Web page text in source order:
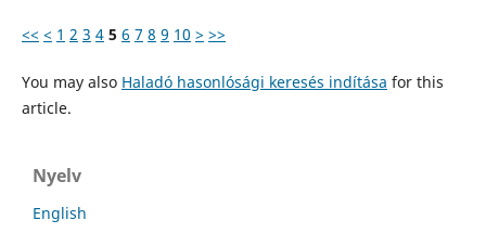
<< < 1 2 3 4 5 6 7 8 9 10 > >>
You may also Haladó hasonlósági keresés indítása for this
article.
Nyelv
English